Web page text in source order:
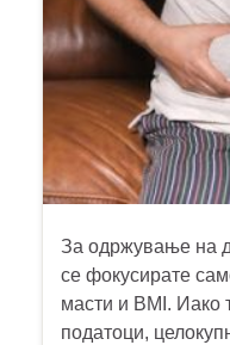
За одржување на
се фокусирате
масти и BMI. Иако
податоци,